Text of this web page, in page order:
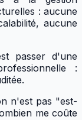
: aucune
aucune
passer d'une
:
n'est pas "est-
me coûte